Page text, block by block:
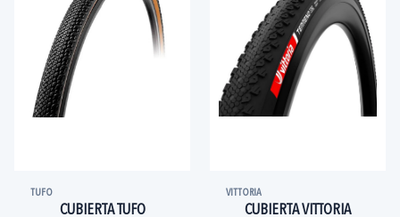
TUFO
CUBIERTA TUFO
VITTORIA
CUBIERTA VITTORIA